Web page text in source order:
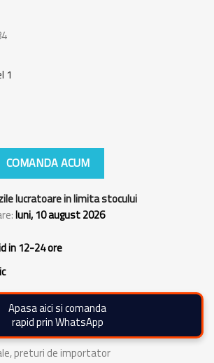
1
COMANDA ACUM
lucratoare in limita stocului
luni, 10 august 2026
in 12-24 ore
Apasa aici si comanda
rapid prin WhatsApp
preturi de importator